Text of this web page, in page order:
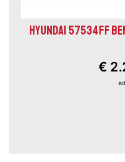
HYUNDAI 57534FF
€